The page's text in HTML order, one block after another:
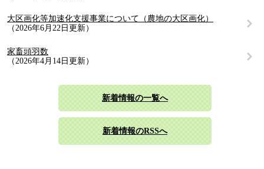
大区画化等加速化支援事業について（農地の大区画化）
2026年6月22日更新
家畜頭羽数
2026年4月14日更新
新着情報の一覧へ
新着情報のRSSへ